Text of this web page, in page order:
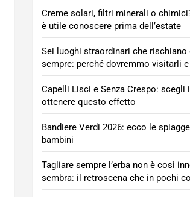
Creme solari, filtri minerali o
è utile conoscere prima dell’estate
Sei luoghi straordinari che rischiano
sempre: perché dovremmo visitarli
Capelli Lisci e Senza Crespo:
ottenere questo effetto
Bandiere Verdi 2026: ecco le
bambini
Tagliare sempre l’erba non è così
sembra: il retroscena che in pochi